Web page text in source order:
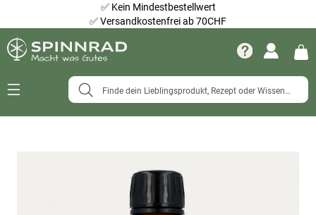
✅ Kein Mindestbestellwert
✅Versandkostenfrei ab 70CHF
Navigation